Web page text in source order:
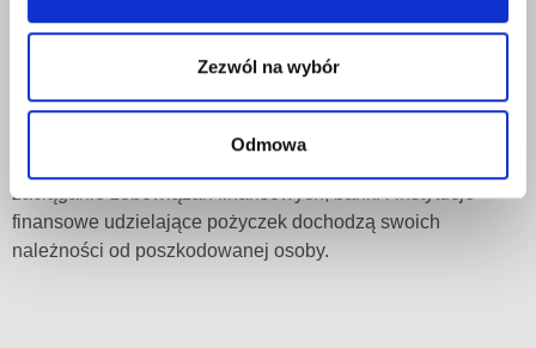
Zezwól na wybór
Odmowa
Zastrzeżenie utraconego dokumentu jest zatem kluczowe
dokumentów o pozornie mniejszym znaczeniu, takich jak
książeczka wojskowa, karta pobytu czy patent żeglarski.
Zdarza się bowiem, iż wskutek przedłużającego się procesu
zaciąganie zobowiązań finansowych, banki i instytucje
finansowe udzielające pożyczek dochodzą swoich
należności od poszkodowanej osoby.